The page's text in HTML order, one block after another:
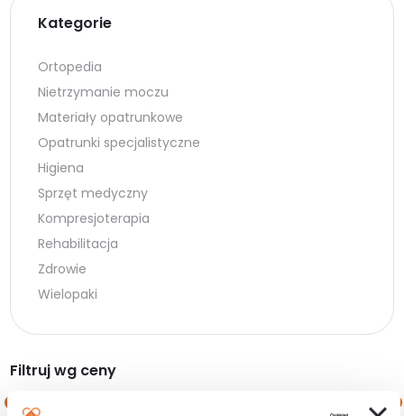
Kategorie
Ortopedia
Nietrzymanie moczu
Materiały opatrunkowe
Opatrunki specjalistyczne
Higiena
Sprzęt medyczny
Kompresjoterapia
Rehabilitacja
Zdrowie
Wielopaki
Filtruj wg ceny